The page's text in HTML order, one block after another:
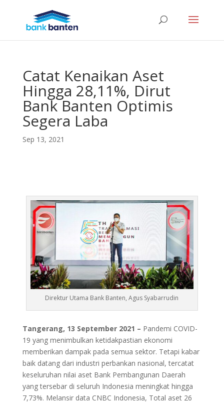
Catat Kenaikan Aset
Hingga 28,11%, Dirut
Bank Banten Optimis
Segera Laba
Sep 13, 2021
Direktur Utama Bank Banten, Agus Syabarrudin
Tangerang, 13 September 2021 – Pandemi COVID-
19 yang menimbulkan ketidakpastian ekonomi
memberikan dampak pada semua sektor. Tetapi kabar
baik datang dari industri perbankan nasional, tercatat
keseluruhan nilai aset Bank Pembangunan Daerah
yang tersebar di seluruh Indonesia meningkat hingga
7,73%. Melansir data CNBC Indonesia, Total aset 26